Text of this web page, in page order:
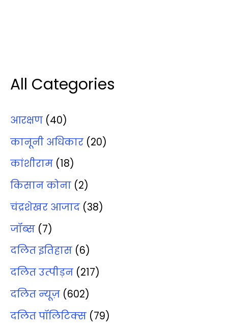
All Categories
आरक्षण (40)
कानूनी अधिकार (20)
कांशीराम (18)
किसान कोना (2)
चंद्रशेखर आजाद (38)
जॉब्‍स (7)
दलित इतिहास (6)
दलित उत्‍पीड़न (217)
दलित न्‍यूज़ (602)
दलित पॉलिटिक्‍स (79)